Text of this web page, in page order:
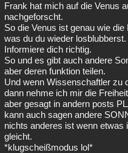
Frank hat mich auf die Venus
nachgeforscht.
So die Venus ist genau wie
was du du wieder losblubberst.
Informiere dich richtig.
So und es gibt auch andere
aber deren funktion teilen.
Und wenn Wissenschaftler zu
dann nehme ich mir die
aber gesagt in andern posts
kann auch sagen andere
nichts anderes ist wenn
gleicht.
*klugscheißmodus lol*